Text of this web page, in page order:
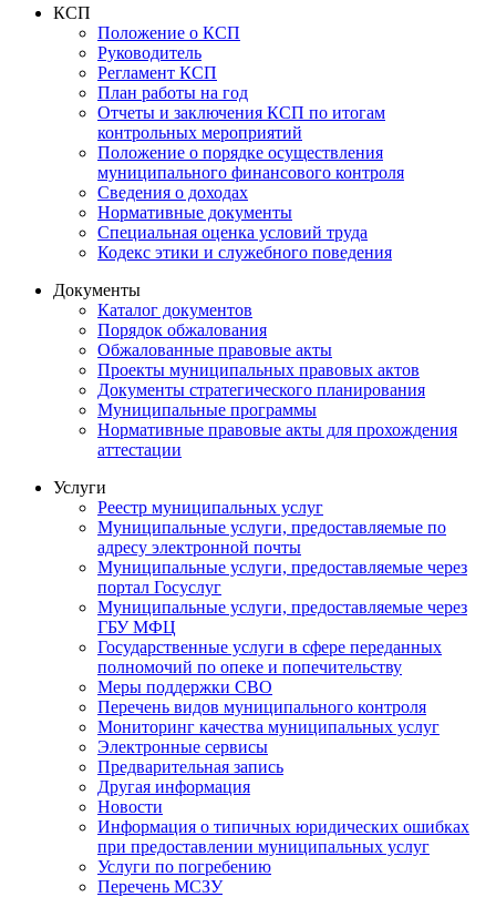
КСП
Положение о КСП
Руководитель
Регламент КСП
План работы на год
Отчеты и заключения КСП по итогам
контрольных мероприятий
Положение о порядке осуществления
муниципального финансового контроля
Сведения о доходах
Нормативные документы
Специальная оценка условий труда
Кодекс этики и служебного поведения
Документы
Каталог документов
Порядок обжалования
Обжалованные правовые акты
Проекты муниципальных правовых актов
Документы стратегического планирования
Муниципальные программы
Нормативные правовые акты для прохождения
аттестации
Услуги
Реестр муниципальных услуг
Муниципальные услуги, предоставляемые по
адресу электронной почты
Муниципальные услуги, предоставляемые через
портал Госуслуг
Муниципальные услуги, предоставляемые через
ГБУ МФЦ
Государственные услуги в сфере переданных
полномочий по опеке и попечительству
Меры поддержки СВО
Перечень видов муниципального контроля
Мониторинг качества муниципальных услуг
Электронные сервисы
Предварительная запись
Другая информация
Новости
Информация о типичных юридических ошибках
при предоставлении муниципальных услуг
Услуги по погребению
Перечень МСЗУ